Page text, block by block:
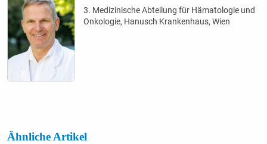
3. Medizinische Abteilung für Hämatologie und
Onkologie, Hanusch Krankenhaus, Wien
Ähnliche Artikel